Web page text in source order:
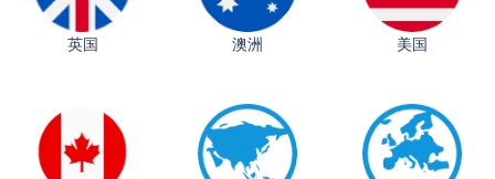
英国 澳洲 美国